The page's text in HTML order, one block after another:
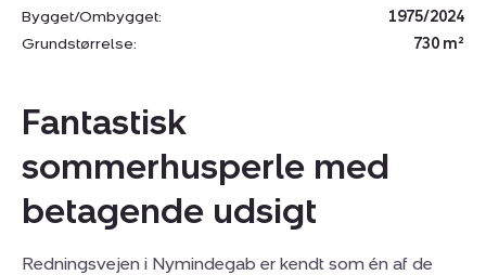
Bygget/Ombygget:
1975/2024
Grundstørrelse:
730 m²
Fantastisk
sommerhusperle med
betagende udsigt
Redningsvejen i Nymindegab er kendt som én af de